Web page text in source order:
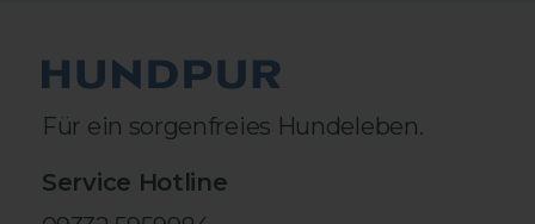
Für ein sorgenfreies Hundeleben.
Service Hotline
Karin Braun
Ich güttere meinem schwer Arthrose
Hundpur für Gelenke und sehe eine starke
Verbesserung. Auch seine Betreuerin in der